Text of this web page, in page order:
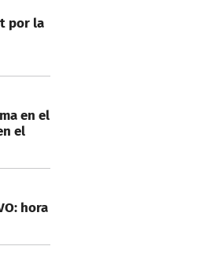
por la
en el
el
hora